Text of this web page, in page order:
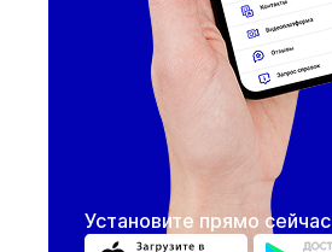
Установите прямо сейчас